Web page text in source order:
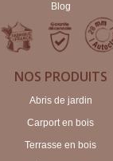
Blog
NOS PRODUITS
Abris de jardin
Carport en bois
Terrasse en bois